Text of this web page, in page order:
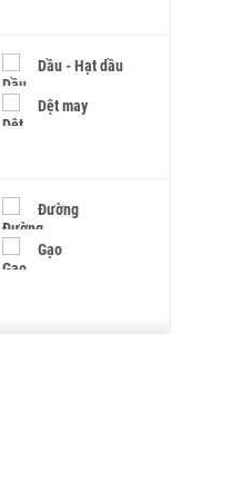
Dầu - Hạt dầu
Dệt may
Đường
Gạo